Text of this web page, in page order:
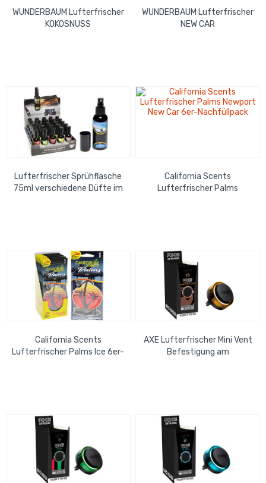
WUNDERBAUM Lufterfrischer
KOKOSNUSS
WUNDERBAUM Lufterfrischer
NEW CAR
Lufterfrischer Sprühflasche
75ml verschiedene Düfte im
California Scents
Lufterfrischer Palms
California Scents
Lufterfrischer Palms Ice 6er-
AXE Lufterfrischer Mini Vent
Befestigung am